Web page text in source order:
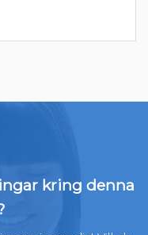
kring denna